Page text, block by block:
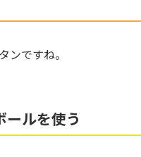
ンですね。
ルを使う